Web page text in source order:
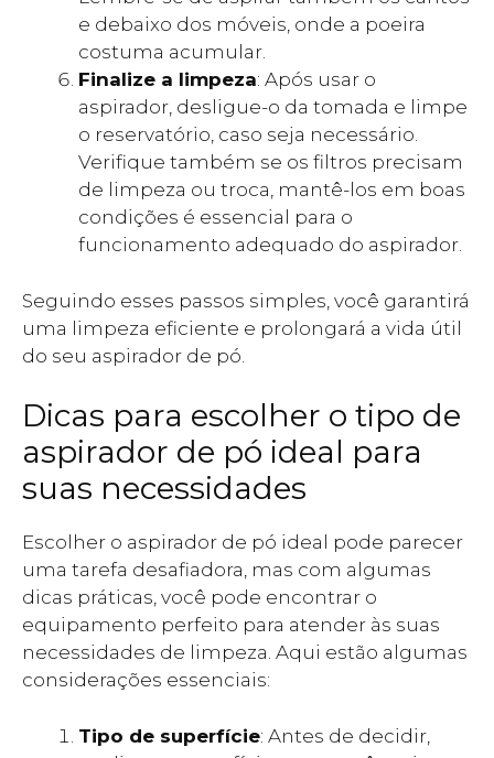
e debaixo dos móveis, onde a poeira
costuma acumular.
Finalize a limpeza: Após usar o
aspirador, desligue-o da tomada e limpe
o reservatório, caso seja necessário.
Verifique também se os filtros precisam
de limpeza ou troca, mantê-los em boas
condições é essencial para o
funcionamento adequado do aspirador.
Seguindo esses passos simples, você garantirá
uma limpeza eficiente e prolongará a vida útil
do seu aspirador de pó.
Dicas para escolher o tipo de
aspirador de pó ideal para
suas necessidades
Escolher o aspirador de pó ideal pode parecer
uma tarefa desafiadora, mas com algumas
dicas práticas, você pode encontrar o
equipamento perfeito para atender às suas
necessidades de limpeza. Aqui estão algumas
considerações essenciais:
Tipo de superfície: Antes de decidir,